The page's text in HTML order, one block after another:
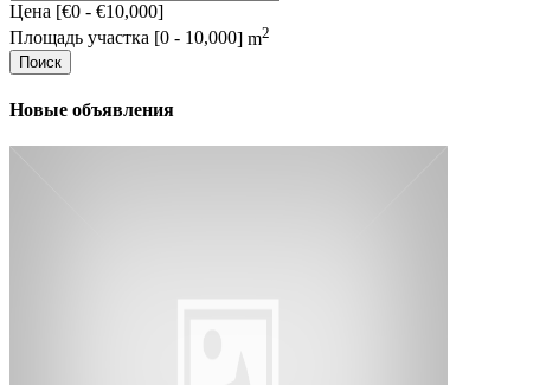
Цена [€0 - €10,000]
Площадь участка [0 - 10,000] m2
Поиск
Новые объявления